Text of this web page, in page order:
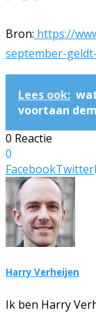
Bron: https://
september-
Lees ook:
voortaan
0 Reactie
0
FacebookTwitter
Harry Verheijen
Ik ben Harry